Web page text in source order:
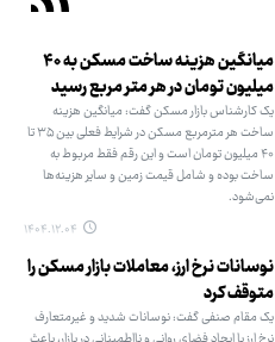
میانگین هزینه ساخت مسکن به ۴۰
میلیون تومان در هر متر مربع رسید
یک کارشناس بازار مسکن گفت: میانگین هزینه
ساخت هر مترمربع مسکن در شرایط فعلی بین ۳۵ تا
۴۰ میلیون تومان است و این رقم فقط مربوط به
ساخت بوده و شامل قیمت زمین و سایر هزینه‌ها
نمی‌شود.
۱۴۰۴.۱۲.۰۴
نوسانات نرخ ارز، معاملات بازار مسکن را
متوقف کرد
یک مقام صنفی گفت: نوسانات شدید و غیرمتعارف